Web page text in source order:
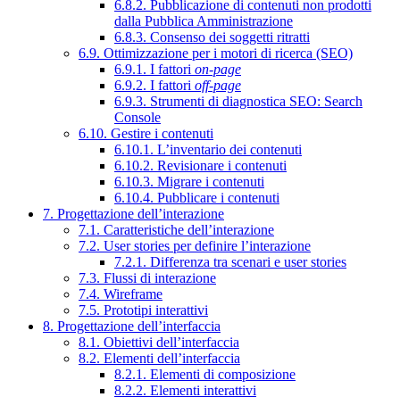
6.8.2. Pubblicazione di contenuti non prodotti
dalla Pubblica Amministrazione
6.8.3. Consenso dei soggetti ritratti
6.9. Ottimizzazione per i motori di ricerca (SEO)
6.9.1. I fattori on-page
6.9.2. I fattori off-page
6.9.3. Strumenti di diagnostica SEO: Search
Console
6.10. Gestire i contenuti
6.10.1. L’inventario dei contenuti
6.10.2. Revisionare i contenuti
6.10.3. Migrare i contenuti
6.10.4. Pubblicare i contenuti
7. Progettazione dell’interazione
7.1. Caratteristiche dell’interazione
7.2. User stories per definire l’interazione
7.2.1. Differenza tra scenari e user stories
7.3. Flussi di interazione
7.4. Wireframe
7.5. Prototipi interattivi
8. Progettazione dell’interfaccia
8.1. Obiettivi dell’interfaccia
8.2. Elementi dell’interfaccia
8.2.1. Elementi di composizione
8.2.2. Elementi interattivi